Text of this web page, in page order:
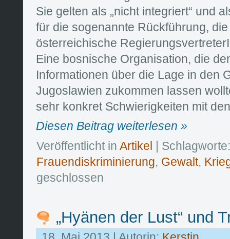
Sie gelten als „nicht integriert“ und
für die sogenannte Rückführung,
österreichische
Eine bosnische Organisation, die
Informationen über die Lage in den
Jugoslawien zukommen lassen
sehr konkret Schwierigkeiten mit
Diesen Beitrag weiterlesen »
Veröffentlicht in Artikel |
Frauendiskriminierung, Gewalt,
geschlossen
„Hyänen der Lust“ und